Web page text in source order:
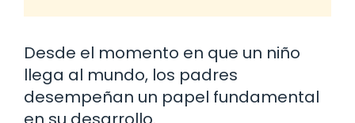
Desde el momento en que un niño
llega al mundo, los padres
desempeñan un papel fundamental